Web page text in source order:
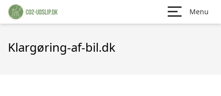
Menu
Klargøring-af-bil.dk